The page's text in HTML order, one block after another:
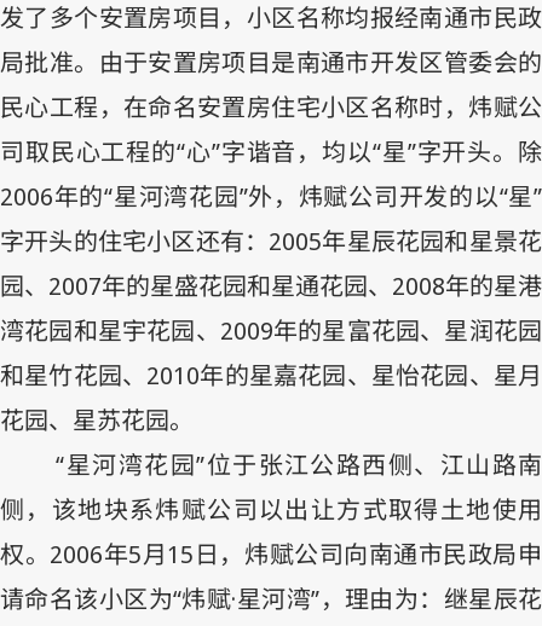
发了多个安置房项目，小区名称均报经南通市民政
局批准。由于安置房项目是南通市开发区管委会的
民心工程，在命名安置房住宅小区名称时，炜赋公
司取民心工程的“心”字谐音，均以“星”字开头。除
2006年的“星河湾花园”外，炜赋公司开发的以“星”
字开头的住宅小区还有： 2005年星辰花园和星景花
园、 2007年的星盛花园和星通花园、 2008年的星港
湾花园和星宇花园、 2009年的星富花园、星润花园
和星竹花园、 2010年的星嘉花园、星怡花园、星月
花园、星苏花园。
“星河湾花园”位于张江公路西侧、江山路南
侧，该地块系炜赋公司以出让方式取得土地使用
权。 2006年5月15日，炜赋公司向南通市民政局申
请命名该小区为“炜赋·星河湾”，理由为：继星辰花